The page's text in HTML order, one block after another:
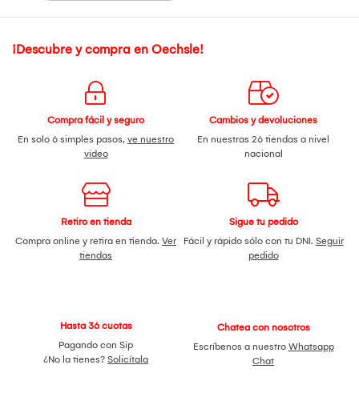
¡Descubre y compra en Oechsle!
Compra fácil y seguro
En solo 6 simples pasos, ve nuestro
video
Cambios y devoluciones
En nuestras 26 tiendas a nivel
nacional
Retiro en tienda
Compra online y retira en tienda. Ver
tiendas
Sigue tu pedido
Fácil y rápido sólo con tu DNI. Seguir
pedido
Hasta 36 cuotas
Pagando con Sip
¿No la tienes? Solicítala
Chatea con nosotros
Escríbenos a nuestro Whatsapp
Chat